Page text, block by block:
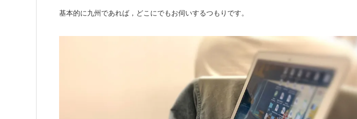
基本的に九州であれば，どこにでもお伺いするつもりです。